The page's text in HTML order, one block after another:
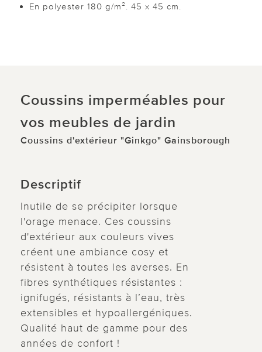
En polyester 180 g/m². 45 x 45 cm.
Coussins imperméables pour
vos meubles de jardin
Coussins d'extérieur "Ginkgo" Gainsborough
Descriptif
Inutile de se précipiter lorsque
l'orage menace. Ces coussins
d'extérieur aux couleurs vives
créent une ambiance cosy et
résistent à toutes les averses. En
fibres synthétiques résistantes :
ignifugés, résistants à l’eau, très
extensibles et hypoallergéniques.
Qualité haut de gamme pour des
années de confort !